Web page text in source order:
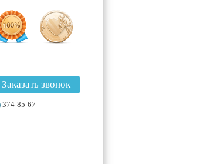
Заказать звонок
374-85-67